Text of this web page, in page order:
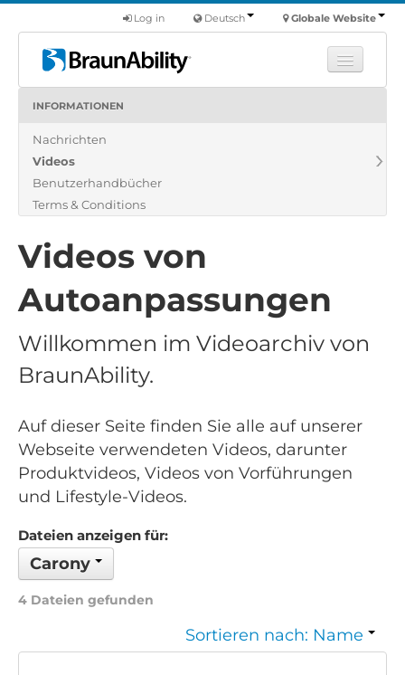
Globale Website
Deutsch
Log in
Produkte
Über uns
Finde einen Händler
INFORMATIONEN
Nachrichten
Videos
Benutzerhandbücher
Terms & Conditions
Videos von
Autoanpassungen
Willkommen im Videoarchiv von
BraunAbility.
Auf dieser Seite finden Sie alle auf unserer
Webseite verwendeten Videos, darunter
Produktvideos, Videos von Vorführungen
und Lifestyle-Videos.
Dateien anzeigen für:
Carony
4 Dateien gefunden
Sortieren nach: Name